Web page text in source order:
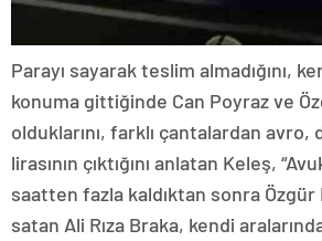
Parayı sayarak teslim almadığını,
konuma gittiğinde Can Poyraz ve
olduklarını, farklı çantalardan avro,
lirasının çıktığını anlatan Keleş,
saatten fazla kaldıktan sonra Özgür
satan Ali Rıza Braka, kendi